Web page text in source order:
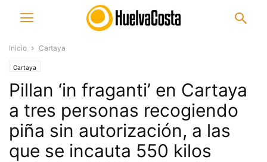
Inicio Cartaya
Cartaya
Pillan ‘in fraganti’ en Cartaya
a tres personas recogiendo
piña sin autorización, a las
que se incauta 550 kilos